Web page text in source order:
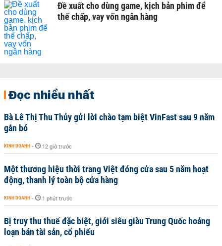
Đề xuất cho dùng game, kịch bản phim để
thế chấp, vay vốn ngân hàng
Đọc nhiều nhất
Bà Lê Thị Thu Thủy gửi lời chào tạm biệt VinFast sau 9 năm
gắn bó
KINH DOANH - 12 giờ trước
Một thương hiệu thời trang Việt đóng cửa sau 5 năm hoạt
động, thanh lý toàn bộ cửa hàng
KINH DOANH - 1 phút trước
Bị truy thu thuế đặc biệt, giới siêu giàu Trung Quốc hoảng
loạn bán tài sản, cổ phiếu